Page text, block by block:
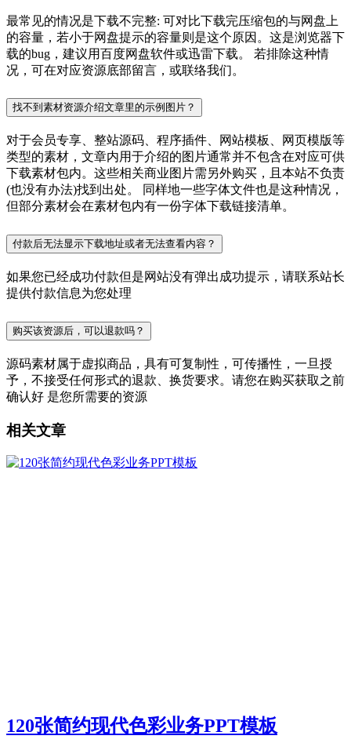
最常见的情况是下载不完整: 可对比下载完压缩包的与网盘上
的容量，若小于网盘提示的容量则是这个原因。这是浏览器下
载的bug，建议用百度网盘软件或迅雷下载。 若排除这种情
况，可在对应资源底部留言，或联络我们。
找不到素材资源介绍文章里的示例图片？
对于会员专享、整站源码、程序插件、网站模板、网页模版等
类型的素材，文章内用于介绍的图片通常并不包含在对应可供
下载素材包内。这些相关商业图片需另外购买，且本站不负责
(也没有办法)找到出处。 同样地一些字体文件也是这种情况，
但部分素材会在素材包内有一份字体下载链接清单。
付款后无法显示下载地址或者无法查看内容？
如果您已经成功付款但是网站没有弹出成功提示，请联系站长
提供付款信息为您处理
购买该资源后，可以退款吗？
源码素材属于虚拟商品，具有可复制性，可传播性，一旦授
予，不接受任何形式的退款、换货要求。请您在购买获取之前
确认好 是您所需要的资源
相关文章
120张简约现代色彩业务PPT模板